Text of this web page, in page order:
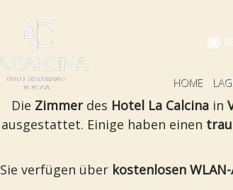
HOME
Die Zimmer des Hotel La Calcina in
ausgestattet. Einige haben einen
Sie verfügen über kostenlosen